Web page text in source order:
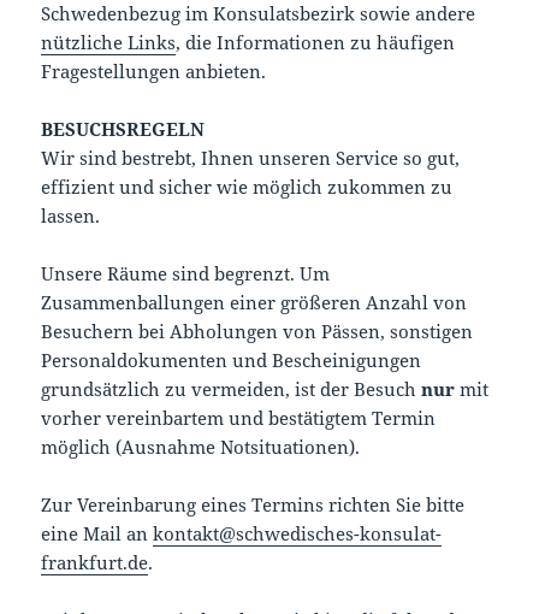
Schwedenbezug im Konsulatsbezirk sowie andere
nützliche Links, die Informationen zu häufigen
Fragestellungen anbieten.
BESUCHSREGELN
Wir sind bestrebt, Ihnen unseren Service so gut,
effizient und sicher wie möglich zukommen zu
lassen.
Unsere Räume sind begrenzt. Um
Zusammenballungen einer größeren Anzahl von
Besuchern bei Abholungen von Pässen, sonstigen
Personaldokumenten und Bescheinigungen
grundsätzlich zu vermeiden, ist der Besuch nur mit
vorher vereinbartem und bestätigtem Termin
möglich (Ausnahme Notsituationen).
Zur Vereinbarung eines Termins richten Sie bitte
eine Mail ankontakt@schwedisches-konsulat-
frankfurt.de.